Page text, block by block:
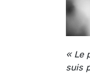
« Le
suis